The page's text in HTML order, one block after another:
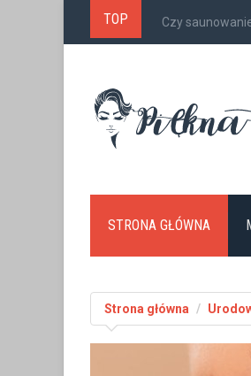
TOP Czy
STRONA GŁÓWNA
Strona główna